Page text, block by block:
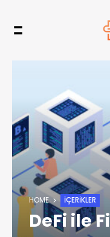
HOME İÇERIKLER
DeFi ile